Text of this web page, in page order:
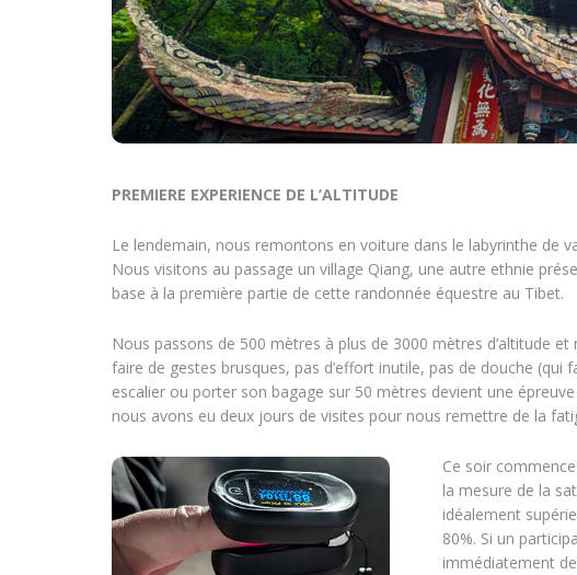
PREMIERE EXPERIENCE DE L’ALTITUDE
Le lendemain, nous remontons en voiture dans le labyrinthe de
Nous visitons au passage un village Qiang, une autre ethnie
base à la première partie de cette randonnée équestre au Tibet.
Nous passons de 500 mètres à plus de 3000 mètres d’altitude
faire de gestes brusques, pas d’effort inutile, pas de douche
escalier ou porter son bagage sur 50 mètres devient une
nous avons eu deux jours de visites pour nous remettre de la
Ce soir
la mesure de la
idéalement
80%. Si un
immédiatement